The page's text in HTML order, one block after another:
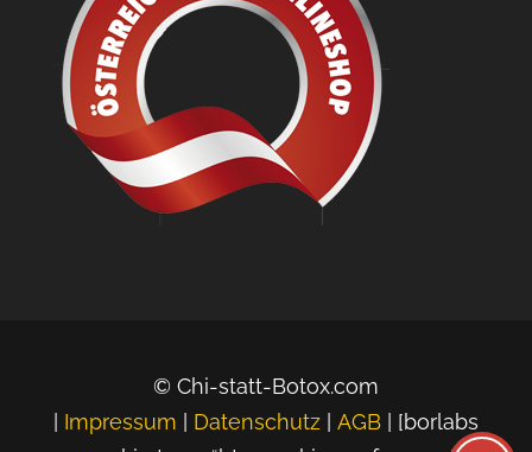
© Chi-statt-Botox.com
| Impressum | Datenschutz| AGB| [borlabs